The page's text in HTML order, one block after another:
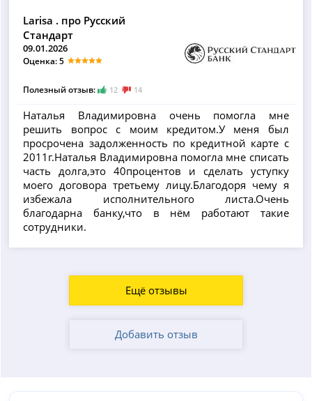
Larisa . про Русский
Стандарт
09.01.2026
Оценка: 5
Полезный отзыв: 12 14
Наталья Владимировна очень помогла мне
решить вопрос с моим кредитом.У меня был
просрочена задолженность по кредитной карте с
2011г.Наталья Владимировна помогла мне списать
часть долга,это 40процентов и сделать уступку
моего договора третьему лицу.Благодоря чему я
избежала исполнительного листа.Очень
благодарна банку,что в нём работают такие
сотрудники.
Ещё отзывы
Добавить отзыв